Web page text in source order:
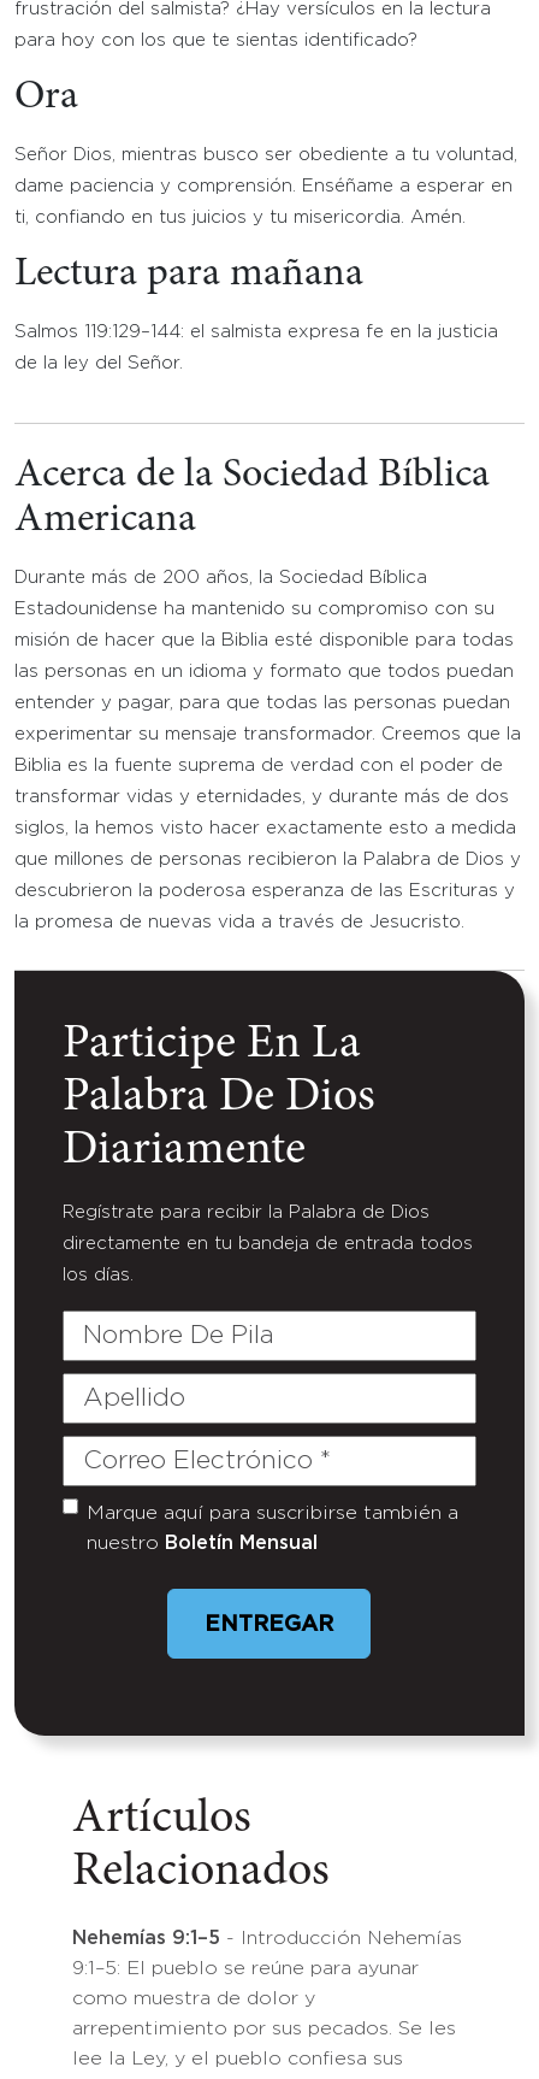
frustración del salmista? ¿Hay versículos en la lectura
para hoy con los que te sientas identificado?
Ora
Señor Dios, mientras busco ser obediente a tu voluntad,
dame paciencia y comprensión. Enséñame a esperar en
ti, confiando en tus juicios y tu misericordia. Amén.
Lectura para mañana
Salmos 119:129–144: el salmista expresa fe en la justicia
de la ley del Señor.
Acerca de la Sociedad Bíblica
Americana
Durante más de 200 años, la Sociedad Bíblica
Estadounidense ha mantenido su compromiso con su
misión de hacer que la Biblia esté disponible para todas
las personas en un idioma y formato que todos puedan
entender y pagar, para que todas las personas puedan
experimentar su mensaje transformador. Creemos que la
Biblia es la fuente suprema de verdad con el poder de
transformar vidas y eternidades, y durante más de dos
siglos, la hemos visto hacer exactamente esto a medida
que millones de personas recibieron la Palabra de Dios y
descubrieron la poderosa esperanza de las Escrituras y
la promesa de nuevas vida a través de Jesucristo.
Participe En La
Palabra De Dios
Diariamente
Regístrate para recibir la Palabra de Dios
directamente en tu bandeja de entrada todos
los días.
Nombre
Pila
Apellido
Correo
Untitled
Marque aquí para suscribirse también a
nuestro Boletín Mensual
ENTREGAR
Artículos
Relacionados
Nehemías 9:1–5 - Introducción Nehemías
9:1–5: El pueblo se reúne para ayunar
como muestra de dolor y
arrepentimiento por sus pecados. Se les
lee la Ley, y el pueblo confiesa sus